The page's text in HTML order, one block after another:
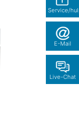
Service/
E-Mail
Live-Chat